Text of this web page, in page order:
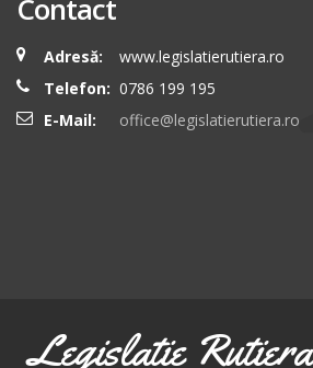
Contact
Adresă:
www.legislatierutiera.ro
Telefon: 0786 199 195
E-Mail:
office@legislatierutiera.ro
Legislatie Rutiera